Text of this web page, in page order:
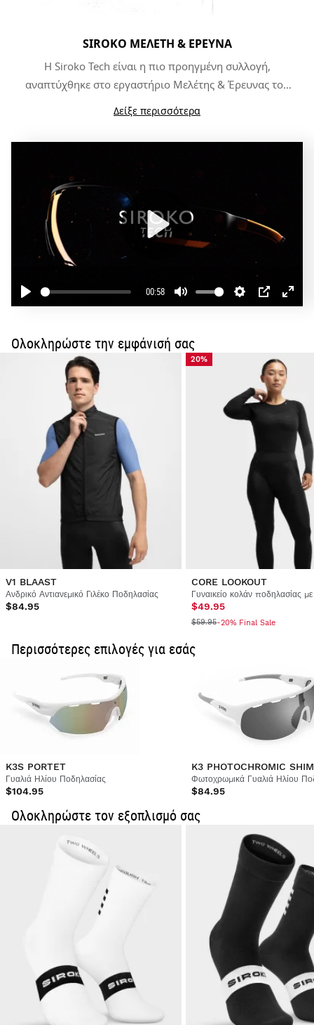
SIROKO ΜΕΛΈΤΗ & ΈΡΕΥΝΑ
Η Siroko Tech είναι η πιο προηγμένη συλλογή,
αναπτύχθηκε στο εργαστήριο Μελέτης & Έρευνας του
Siroko. Το σύστημα εξαερισμού μας -το DrySky- έχει
σχεδιαστεί για να απομακρύνει το θόλωμα και για να
κρατάει την υγρασία μακριά από τους φακούς ακόμα
Δείξε περισσότερα
Play
00:58
Mute Settings
PIP
Enter
Play
Ολοκληρώστε την εμφάνισή σας
V1 BLAAST
Ανδρικό Αντιανεμικό Γιλέκο Ποδηλασίας
$84.95
20%
CORE LOOKOUT
Γυναικείο κολάν ποδηλασίας με
$49.95
$59.95-20% Final Sale
Περισσότερες επιλογές για εσάς
K3S PORTET
Γυαλιά Ηλίου Ποδηλασίας
$104.95
Φωτοχρωμικά Γυαλιά Ηλίου
$84.95
Ολοκληρώστε τον εξοπλισμό σας